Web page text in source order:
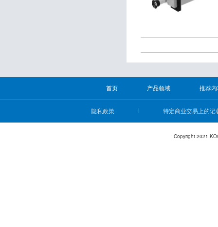
首页 产品领域 推荐
隐私政策 特定商业交易上的记
Copyright 2021